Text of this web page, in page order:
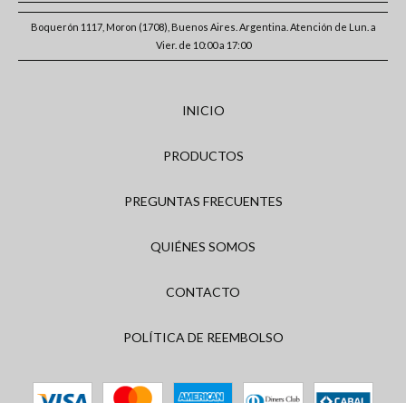
Boquerón 1117, Moron (1708), Buenos Aires. Argentina. Atención de Lun. a
Vier. de 10:00 a 17:00
INICIO
PRODUCTOS
PREGUNTAS FRECUENTES
QUIÉNES SOMOS
CONTACTO
POLÍTICA DE REEMBOLSO